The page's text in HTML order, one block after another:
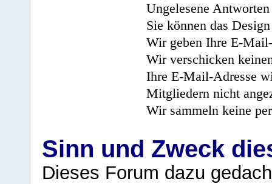
Ungelesene
Sie können das
Wir geben Ihre E-
Wir verschicken
Ihre E-Mail-Adresse
Mitgliedern nicht
Wir sammeln keine
Sinn und Zweck
Dieses Forum dazu